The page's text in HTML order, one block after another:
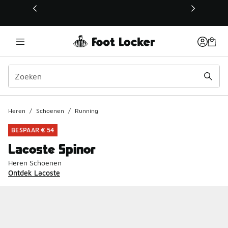
Deze link wordt geopend in een nieuw venster
Heren / Schoenen / Running
BESPAAR € 54
Lacoste Spinor
Heren Schoenen
Ontdek Lacoste